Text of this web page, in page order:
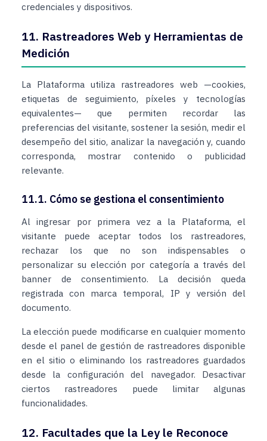
credenciales y dispositivos.
11. Rastreadores Web y Herramientas de
Medición
La Plataforma utiliza rastreadores web —cookies,
etiquetas de seguimiento, píxeles y tecnologías
equivalentes— que permiten recordar las
preferencias del visitante, sostener la sesión, medir el
desempeño del sitio, analizar la navegación y, cuando
corresponda, mostrar contenido o publicidad
relevante.
11.1. Cómo se gestiona el consentimiento
Al ingresar por primera vez a la Plataforma, el
visitante puede aceptar todos los rastreadores,
rechazar los que no son indispensables o
personalizar su elección por categoría a través del
banner de consentimiento. La decisión queda
registrada con marca temporal, IP y versión del
documento.
La elección puede modificarse en cualquier momento
desde el panel de gestión de rastreadores disponible
en el sitio o eliminando los rastreadores guardados
desde la configuración del navegador. Desactivar
ciertos rastreadores puede limitar algunas
funcionalidades.
12. Facultades que la Ley le Reconoce